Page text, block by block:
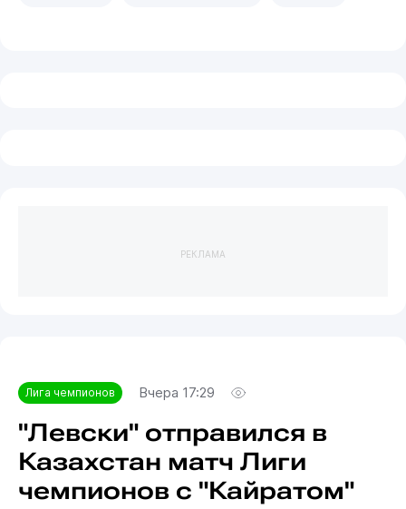
РЕКЛАМА
Лига чемпионов Вчера 17:29
"Левски" отправился в
Казахстан матч Лиги
чемпионов с "Кайратом"